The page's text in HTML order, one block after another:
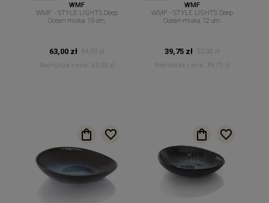
WMF
WMF - STYLE LIGHTS Deep
Ocean miska 19 cm.
63,00 zł 84,00 zł
Najniższa cena:
63,00 zł
WMF
WMF - STYLE LIGHTS Deep
Ocean miska 12 cm.
39,75 zł
53,00 zł
Najniższa cena:
39,75 zł